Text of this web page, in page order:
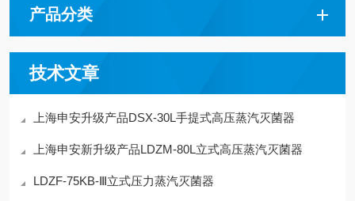
产品分类
技术文章
上海申安升级产品DSX-30L手提式高压蒸汽灭菌器
上海申安新升级产品LDZM-80L立式高压蒸汽灭菌器
LDZF-75KB-Ⅲ立式压力蒸汽灭菌器